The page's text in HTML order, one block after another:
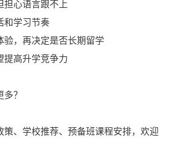
担心语言跟不上
和学习节奏
验，再决定是否长期留学
提高升学竞争力
？
策、学校推荐、预备班课程安排，欢迎